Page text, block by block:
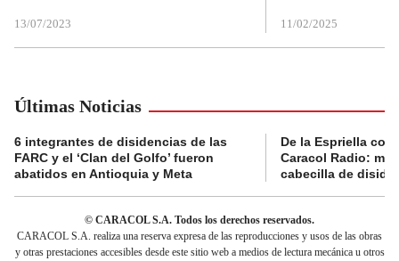
13/07/2023 11/02/2025
Últimas Noticias
6 integrantes de disidencias de las
FARC y el ‘Clan del Golfo’ fueron
abatidos en Antioquia y Meta
De la Espriella
Caracol Radio:
cabecilla de
© CARACOL S.A. Todos los derechos reservados.
CARACOL S.A. realiza una reserva expresa de las reproducciones y usos de las obras
y otras prestaciones accesibles desde este sitio web a medios de lectura mecánica u otros